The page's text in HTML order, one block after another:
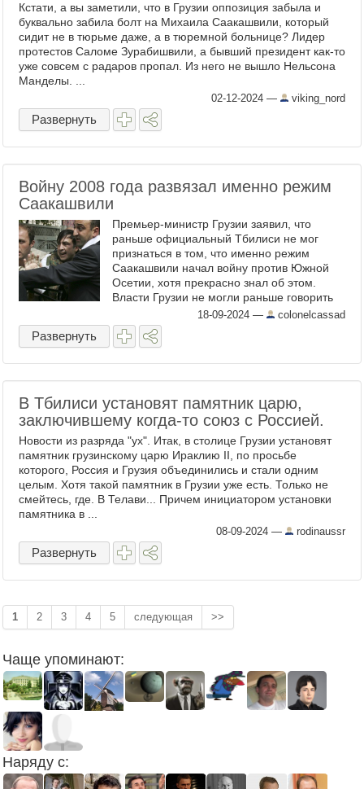
Кстати, а вы заметили, что в Грузии оппозиция забыла и
буквально забила болт на Михаила Саакашвили, который
сидит не в тюрьме даже, а в тюремной больнице? Лидер
протестов Саломе Зурабишвили, а бывший президент как-то
уже совсем с радаров пропал. Из него не вышло Нельсона
Манделы. ...
02-12-2024 — viking_nord
Развернуть
Войну 2008 года развязал именно режим
Саакашвили
Премьер-министр Грузии заявил, что
раньше официальный Тбилиси не мог
признаться в том, что именно режим
Саакашвили начал войну против Южной
Осетии, хотя прекрасно знал об этом.
Власти Грузии не могли раньше говорить
правду о том, что войну в Южной Осетии в
2008 году начал Саакашвили. ...
18-09-2024 — colonelcassad
Развернуть
В Тбилиси установят памятник царю,
заключившему когда-то союз с Россией.
Новости из разряда "ух". Итак, в столице Грузии установят
памятник грузинскому царю Ираклию II, по просьбе
которого, Россия и Грузия объединились и стали одним
целым. Хотя такой памятник в Грузии уже есть. Только не
смейтесь, где. В Телави... Причем инициатором установки
памятника в ...
08-09-2024 — rodinaussr
Развернуть
1 2 3 4 5 следующая >>
Чаще упоминают:
Наряду с: